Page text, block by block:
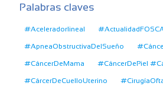
Palabras claves
#Aceleradorlineal
#ApneaObstructivaDelSueño
#CáncerDeMama #CáncerDePiel
#CárcerDeCuelloUterino